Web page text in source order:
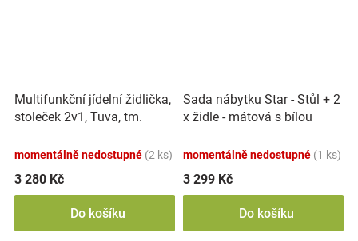
Multifunkční jídelní židlička,
stoleček 2v1, Tuva, tm.
momentálně nedostupné (2 ks)
3 280 Kč
Do košíku
Sada nábytku Star - Stůl + 2
x židle - mátová s bílou
momentálně nedostupné (1 ks)
3 299 Kč
Do košíku